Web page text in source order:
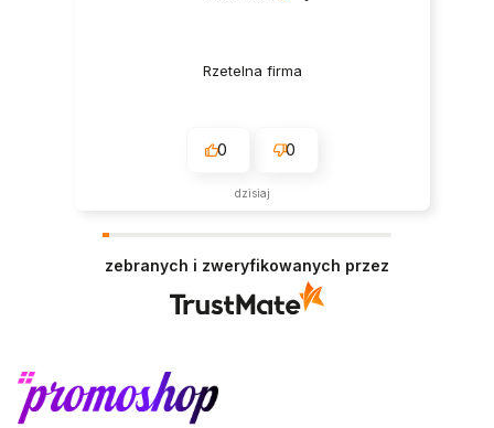
Rzetelna firma
0 0
dzisiaj
zebranych i zweryfikowanych przez